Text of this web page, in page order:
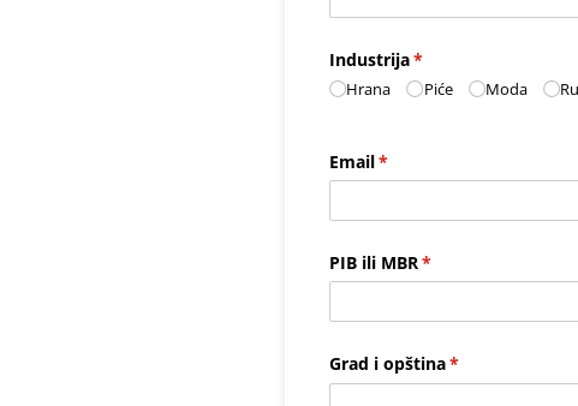
Industrija*
(required)
Hrana Piće Moda
Email*
(required)
PIB ili MBR*
(required)
Grad i opština*
(required)